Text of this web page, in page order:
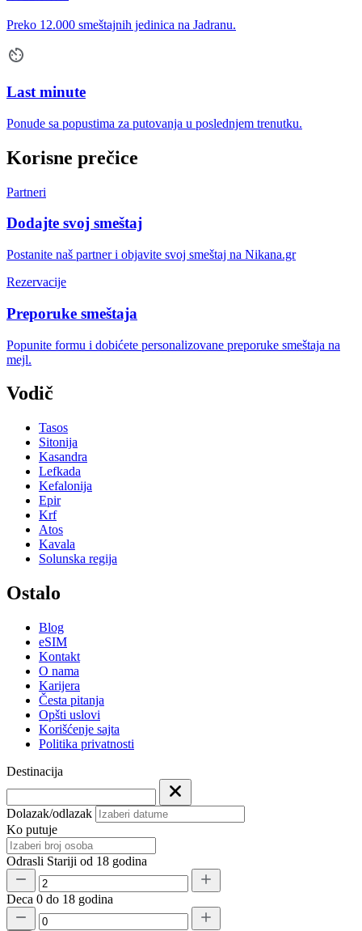
Preko 12.000 smeštajnih jedinica na Jadranu.
Last minute
Ponude sa popustima za putovanja u poslednjem trenutku.
Korisne prečice
Partneri
Dodajte svoj smeštaj
Postanite naš partner i objavite svoj smeštaj na Nikana.gr
Rezervacije
Preporuke smeštaja
Popunite formu i dobićete personalizovane preporuke smeštaja na
mejl.
Vodič
Tasos
Sitonija
Kasandra
Lefkada
Kefalonija
Epir
Krf
Atos
Kavala
Solunska regija
Ostalo
Blog
eSIM
Kontakt
O nama
Karijera
Česta pitanja
Opšti uslovi
Korišćenje sajta
Politika privatnosti
Destinacija
Dolazak/odlazak
Ko putuje
Odrasli Stariji od 18 godina
Deca 0 do 18 godina